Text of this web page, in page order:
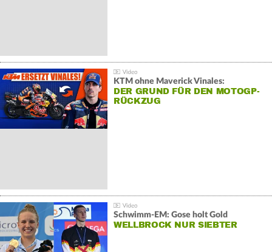
KTM ohne Maverick Vinales:
DER GRUND FÜR DEN MOTOGP-
RÜCKZUG
Schwimm-EM: Gose holt Gold
WELLBROCK NUR SIEBTER